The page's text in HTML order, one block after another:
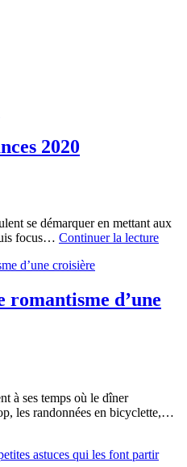
2020
se démarquer en mettant aux
focus… Continuer la lecture
romantisme d’une
à ses temps où le dîner
les randonnées en bicyclette,…